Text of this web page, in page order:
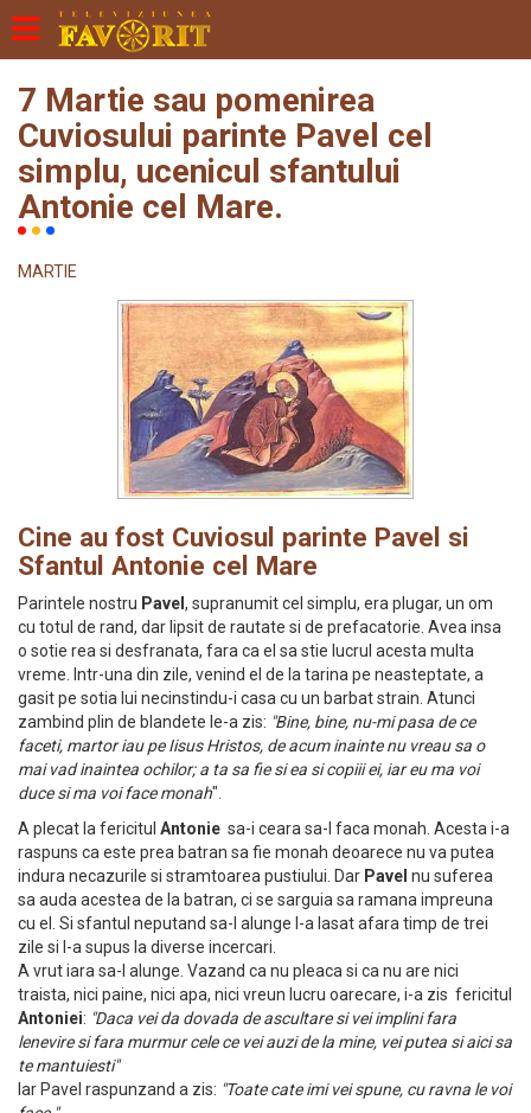
7 Martie sau pomenirea
Cuviosului parinte Pavel cel
simplu, ucenicul sfantului
Antonie cel Mare.
MARTIE
Cine au fost Cuviosul parinte Pavel si
Sfantul Antonie cel Mare
Parintele nostru Pavel , supranumit cel simplu, era plugar, un om
cu totul de rand, dar lipsit de rautate si de prefacatorie. Avea insa
o sotie rea si desfranata, fara ca el sa stie lucrul acesta multa
vreme. Intr-una din zile, venind el de la tarina pe neasteptate, a
gasit pe sotia lui necinstindu-i casa cu un barbat strain. Atunci
zambind plin de blandete le-a zis: "Bine, bine, nu-mi pasa de ce
faceti, martor iau pe Iisus Hristos, de acum inainte nu vreau sa o
mai vad inaintea ochilor; a ta sa fie si ea si copiii ei, iar eu ma voi
duce si ma voi face monah".
A plecat la fericitul Antonie sa-i ceara sa-l faca monah. Acesta i-a
raspuns ca este prea batran sa fie monah deoarece nu va putea
indura necazurile si stramtoarea pustiului. Dar Pavel nu suferea
sa auda acestea de la batran, ci se sarguia sa ramana impreuna
cu el. Si sfantul neputand sa-l alunge l-a lasat afara timp de trei
zile si l-a supus la diverse incercari.
A vrut iara sa-l alunge. Vazand ca nu pleaca si ca nu are nici
traista, nici paine, nici apa, nici vreun lucru oarecare, i-a zis fericitul
Antoniei: "Daca vei da dovada de ascultare si vei implini fara
lenevire si fara murmur cele ce vei auzi de la mine, vei putea si aici sa
te mantuiesti"
Iar Pavel raspunzand a zis: "Toate cate imi vei spune, cu ravna le voi